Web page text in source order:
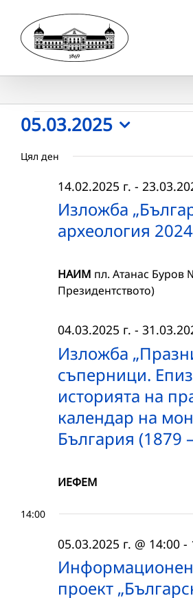
content
Събития
for
05.03.2025
05.03.2025
date.
Цял ден
Изложба
археология
14.02.2025 г. -
НАИМ пл. Атанас Буров
Президентството)
Изложба
съперници.
историята на
календар на
България (1879
04.03.2025 г. -
ИЕФЕМ
14:00
проект
05.03.2025 г. @ 14:00 -